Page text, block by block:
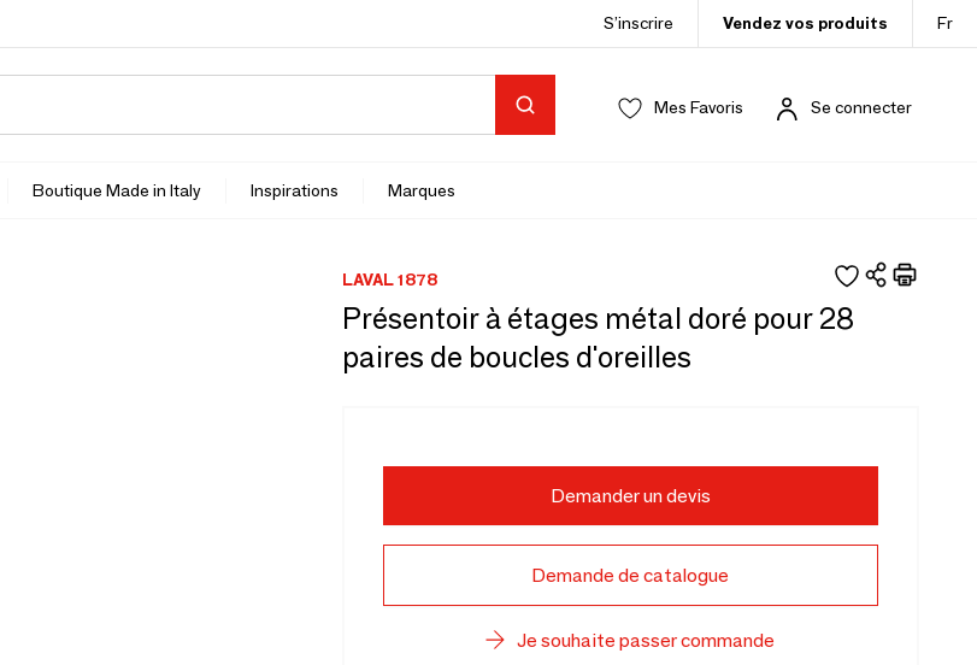
S’inscrire Vendez vos produits Fr
Mes Favoris Se connecter
Boutique Made in Italy Inspirations Marques
LAVAL 1878
Présentoir à étages métal doré pour 28
paires de boucles d'oreilles
Demander un devis
Demande de catalogue
Je souhaite passer commande